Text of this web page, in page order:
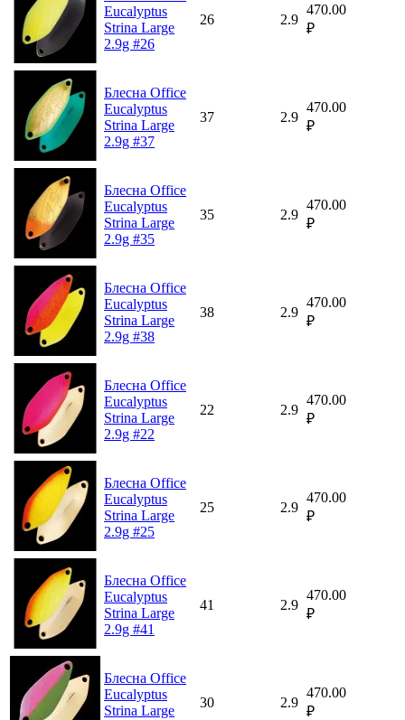
Eucalyptus
Strina Large
2.9g #26
26 2.9
470.00
₽
Блесна Office
Eucalyptus
Strina Large
2.9g #37
37 2.9
470.00
₽
Блесна Office
Eucalyptus
Strina Large
2.9g #35
35 2.9
470.00
₽
Блесна Office
Eucalyptus
Strina Large
2.9g #38
38 2.9
470.00
₽
Блесна Office
Eucalyptus
Strina Large
2.9g #22
22 2.9
470.00
₽
Блесна Office
Eucalyptus
Strina Large
2.9g #25
25 2.9
470.00
₽
Блесна Office
Eucalyptus
Strina Large
2.9g #41
41 2.9
470.00
₽
Блесна Office
Eucalyptus
Strina Large
30 2.9
470.00
₽